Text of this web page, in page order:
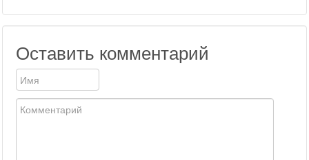
Фототоп
Оставить комментарий